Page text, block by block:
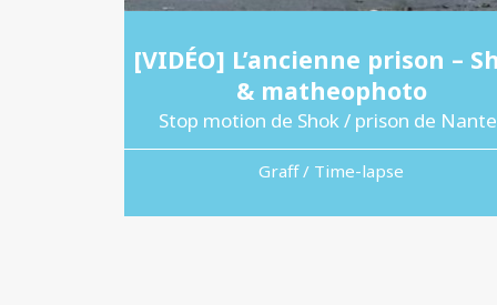
[VIDÉO] L’ancienne prison –
& matheophoto
Stop motion de Shok / prison de
Graff / Time-lapse